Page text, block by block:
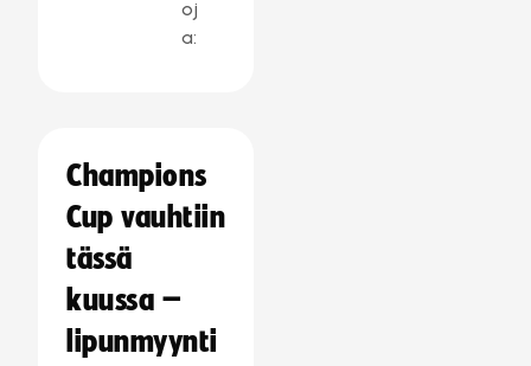
oj
a:
Champions
Cup vauhtiin
tässä
kuussa –
lipunmyynti